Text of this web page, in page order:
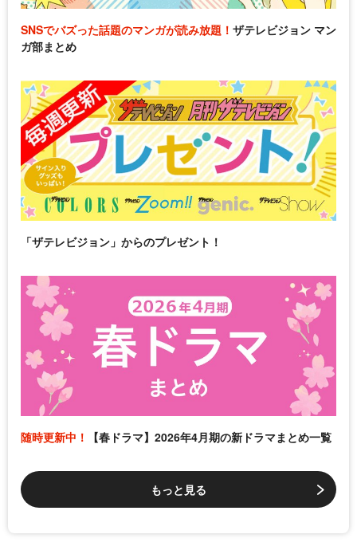
SNSでバズった話題のマンガが読み放題！ ザテレビジョン マン
ガ部まとめ
「ザテレビジョン」からのプレゼント！
随時更新中！ 【春ドラマ】2026年4月期の新ドラマまとめ一覧
もっと見る